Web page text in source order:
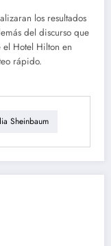
los resultados
del discurso que
Hotel Hilton en
rápido.
Sheinbaum